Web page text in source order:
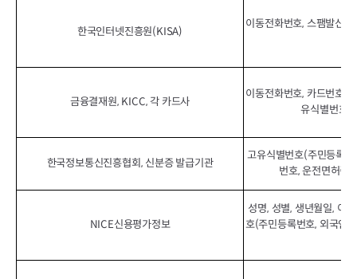
한국인터넷진흥원(KISA)
이동전화번호, 스팸발신
금융결재원, KICC, 각 카드사
이동전화번호, 카드번호,
유식별번호,
한국정보통신진흥협회, 신분증 발급기관
고유식별번호(주민등록
번호, 운전면허증
NICE신용평가정보
성명, 성별, 생년월일, 이
호(주민등록번호, 외국인